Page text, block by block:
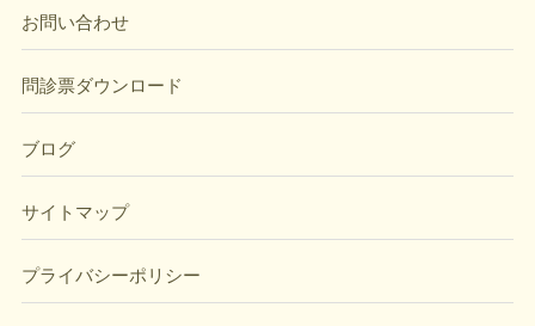
お問い合わせ
問診票ダウンロード
ブログ
サイトマップ
プライバシーポリシー